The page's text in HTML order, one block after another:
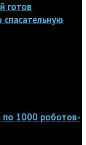
готов
по 1000 роботов-